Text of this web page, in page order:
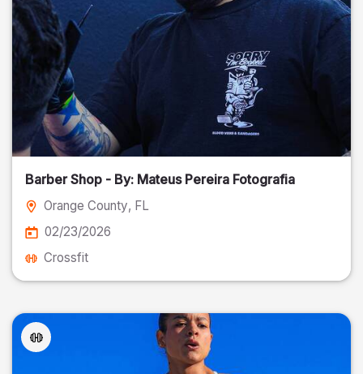
Barber Shop - By: Mateus Pereira Fotografia
Orange County, FL
02/23/2026
Crossfit